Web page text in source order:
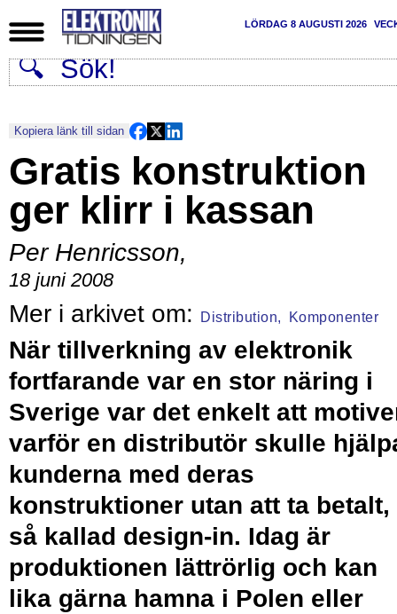
LÖRDAG 8 AUGUSTI 2026
Kopiera länk till sidan
Gratis konstruktion
ger klirr i kassan
Per Henricsson,
18 juni 2008
Distribution, Komponenter
När tillverkning av elektronik
fortfarande var en stor näring i
Sverige var det enkelt att
varför en distributör skulle
kunderna med deras
konstruktioner utan att ta betalt,
så kallad design-in. Idag är
produktionen lättrörlig och kan
lika gärna hamna i Polen eller